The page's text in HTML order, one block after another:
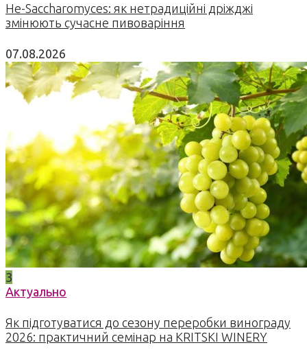
Не-Saccharomyces: як нетрадиційні дріжджі
змінюють сучасне пивоваріння
07.08.2026
3
Актуально
Як підготуватися до сезону переробки винограду
2026: практичний семінар на KRITSKI WINERY